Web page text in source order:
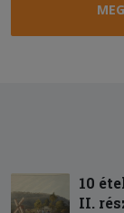
10
II.